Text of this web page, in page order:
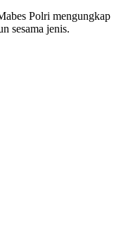
Polri mengungkap
sesama jenis.